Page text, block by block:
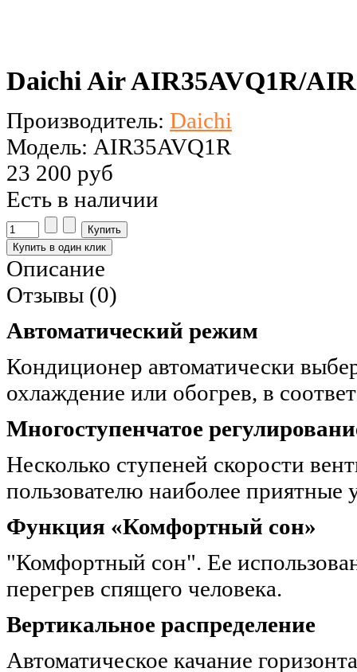
Daichi Air AIR35AVQ1R/
Производитель: Daichi
Модель: AIR35AVQ1R
23 200 руб
Есть в наличии
Описание
Отзывы (0)
Автоматический режим
Кондиционер автоматически
охлаждение или обогрев, в
Многоступенчатое
Несколько ступеней скорости
пользователю наиболее приятные
Функция «Комфортный сон»
"Комфортный сон". Ее
перегрев спящего человека.
Вертикальное распределение
Автоматическое качание